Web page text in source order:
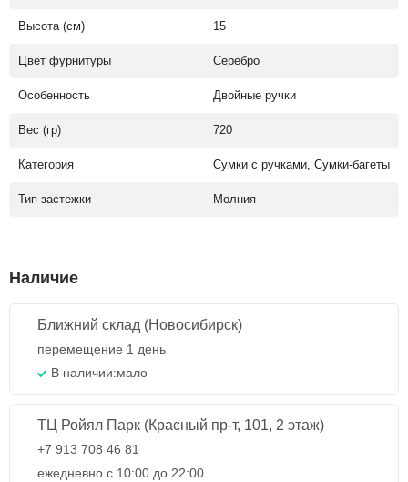
Высота (см) 15
Цвет фурнитуры Серебро
Особенность Двойные ручки
Вес (гр) 720
Категория Сумки с ручками, Сумки-багеты
Тип застежки Молния
Наличие
Ближний склад (Новосибирск)
перемещение 1 день
В наличии:мало
ТЦ Ройял Парк (Красный пр-т, 101, 2 этаж)
+7 913 708 46 81
ежедневно с 10:00 до 22:00